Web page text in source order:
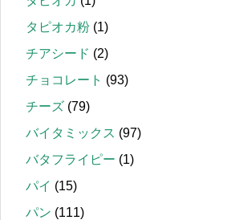
タピオカ粉 (1)
チアシード (2)
チョコレート (93)
チーズ (79)
バイタミックス (97)
バタフライピー (1)
パイ (15)
パン (111)